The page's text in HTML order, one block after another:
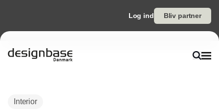
Log ind Bliv partner
Interior